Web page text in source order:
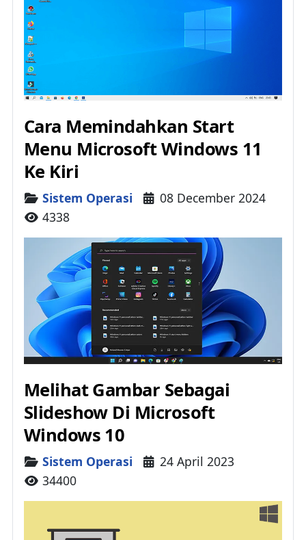
Cara Memindahkan Start
Menu Microsoft Windows 11
Ke Kiri
Details
Sistem Operasi
08 December 2024
4338
Melihat Gambar Sebagai
Slideshow Di Microsoft
Windows 10
Details
Sistem Operasi
24 April 2023
34400